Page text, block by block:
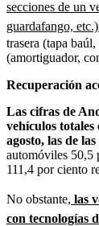
secciones de un
guardafango, etc.)
trasera (tapa
(amortiguador,
Recuperación
Las cifras de
vehículos
agosto, las de
automóviles 50,5
111,4 por ciento
No obstante, las
con tecnologías